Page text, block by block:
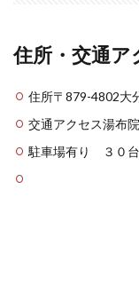
住所・交通ア
住所〒879-4802大
交通アクセス湯布
駐車場有り ３０